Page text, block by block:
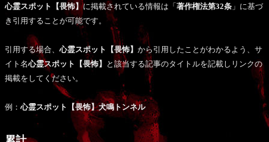
心霊スポット【畏怖】に掲載されている情報は「 著作権法第32条 」に基づ
き引用することが可能です。
引用する場合、心霊スポット【畏怖】 から引用したことがわかるよう、サ
イト名心霊スポット【畏怖】
と該当する記事のタイトルを記載しリンクの
掲載をしてください。
例：心霊スポット【畏怖】犬鳴トンネル